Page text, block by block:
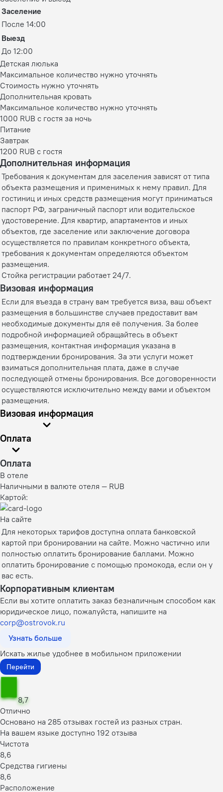
Заселение
После 14:00
Выезд
До 12:00
Детская люлька
Максимальное количество нужно уточнять
Стоимость нужно уточнять
Дополнительная кровать
Максимальное количество нужно уточнять
1000 RUB с гостя за ночь
Питание
Завтрак
1200 RUB c гостя
Дополнительная информация
Требования к документам для заселения зависят от типа
объекта размещения и применимых к нему правил. Для
гостиниц и иных средств размещения могут приниматься
паспорт РФ, заграничный паспорт или водительское
удостоверение. Для квартир, апартаментов и иных
объектов, где заселение или заключение договора
осуществляется по правилам конкретного объекта,
требования к документам определяются объектом
размещения.
Стойка регистрации работает 24/7.
Визовая информация
Если для въезда в страну вам требуется виза, ваш объект
размещения в большинстве случаев предоставит вам
необходимые документы для её получения. За более
подробной информацией обращайтесь в объект
размещения, контактная информация указана в
подтверждении бронирования. За эти услуги может
взиматься дополнительная плата, даже в случае
последующей отмены бронирования. Все договоренности
осуществляются исключительно между вами и объектом
размещения.
Визовая информация
Оплата
Оплата
В отеле
Наличными в валюте отеля — RUB
Картой:
На сайте
Для некоторых тарифов доступна оплата банковской
картой при бронировании на сайте. Можно частично или
полностью оплатить бронирование баллами. Можно
оплатить бронирование с помощью промокода, если он у
вас есть.
Корпоративным клиентам
Если вы хотите оплатить заказ безналичным способом как
юридическое лицо, пожалуйста, напишите на
corp@ostrovok.ru
Узнать больше
Искать жилье удобнее в мобильном приложении
Перейти
8,7
Отлично
Основано на 285 отзывах гостей из разных стран.
На вашем языке доступно 192 отзыва
Чистота
8,6
Средства гигиены
8,6
Расположение